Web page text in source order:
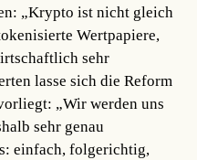
„Krypto ist nicht gleich
Wertpapiere,
sehr
lasse sich die Reform
„Wir werden uns
sehr genau
einfach, folgerichtig,